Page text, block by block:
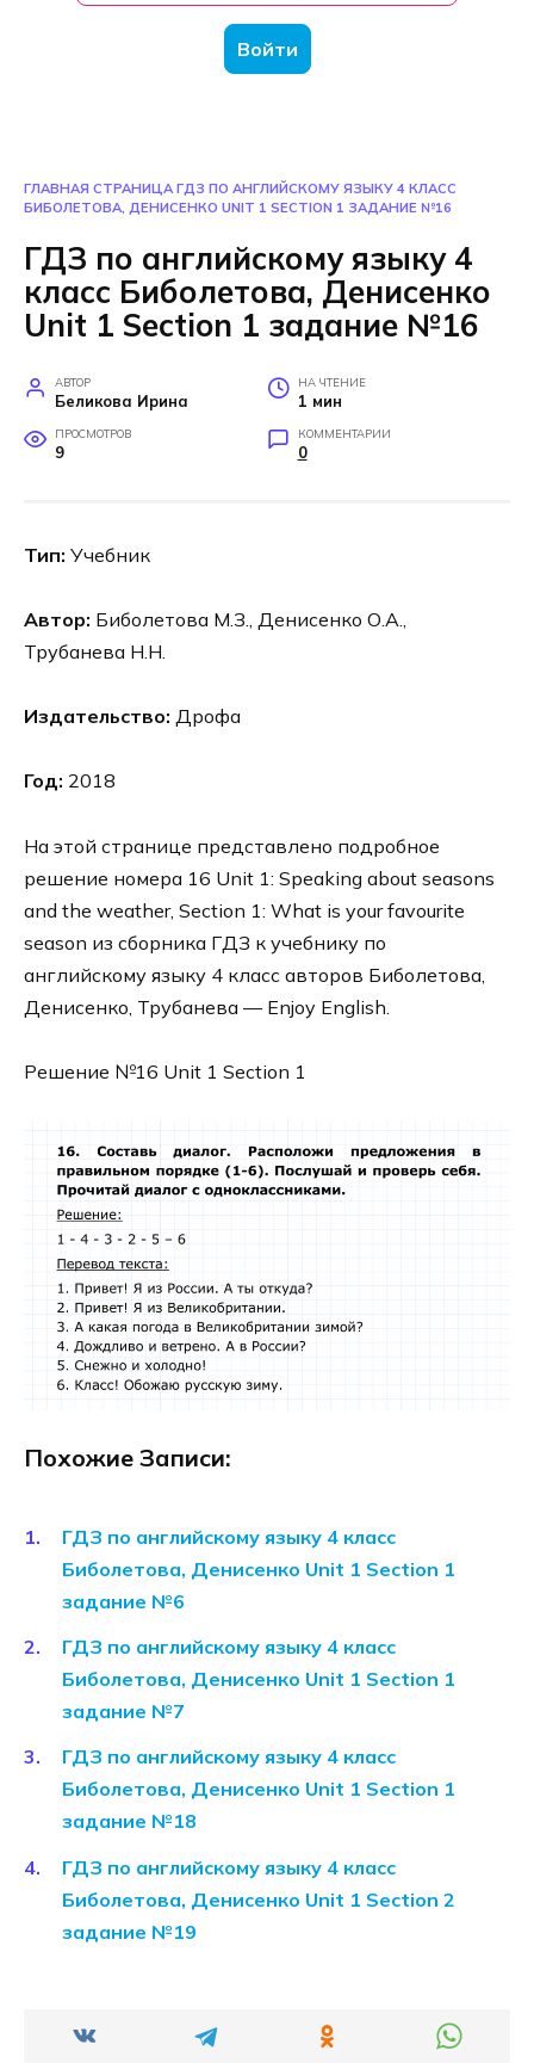
Войти
ГЛАВНАЯ СТРАНИЦА ГДЗ ПО АНГЛИЙСКОМУ ЯЗЫКУ 4 КЛАСС
БИБОЛЕТОВА, ДЕНИСЕНКО UNIT 1 SECTION 1 ЗАДАНИЕ №16
ГДЗ по английскому языку 4
класс Биболетова, Денисенко
Unit 1 Section 1 задание №16
АВТОР
Беликова Ирина
НА ЧТЕНИЕ
1 мин
ПРОСМОТРОВ
9
КОММЕНТАРИИ
0
Тип: Учебник
Автор: Биболетова М.З., Денисенко О.А.,
Трубанева Н.Н.
Издательство: Дрофа
Год: 2018
На этой странице представлено подробное
решение номера 16 Unit 1: Speaking about seasons
and the weather, Section 1: What is your favourite
season из сборника ГДЗ к учебнику по
английскому языку 4 класс авторов Биболетова,
Денисенко, Трубанева — Enjoy English.
Решение №16 Unit 1 Section 1
Похожие Записи:
ГДЗ по английскому языку 4 класс
Биболетова, Денисенко Unit 1 Section 1
задание №6
ГДЗ по английскому языку 4 класс
Биболетова, Денисенко Unit 1 Section 1
задание №7
ГДЗ по английскому языку 4 класс
Биболетова, Денисенко Unit 1 Section 1
задание №18
ГДЗ по английскому языку 4 класс
Биболетова, Денисенко Unit 1 Section 2
задание №19